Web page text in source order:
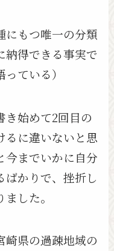
にもつ唯一の分類
納得できる事実で
ている）
き始めて2回目の
るに違いないと思
今までいかに自分
ばかりで、挫折し
した。
崎県の過疎地域の